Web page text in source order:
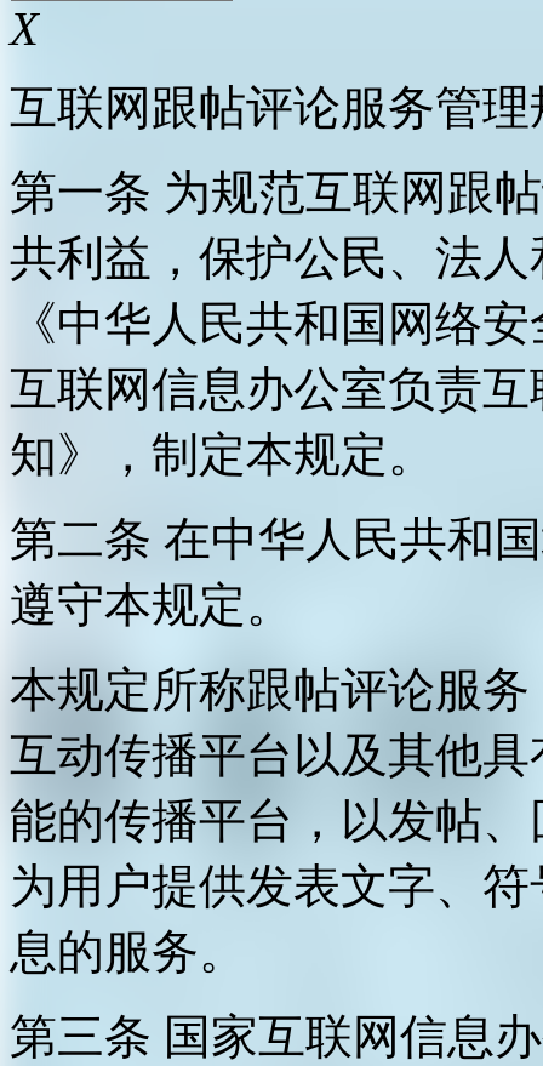
X
互联网跟帖评论服务管理
第一条 为规范互联网跟
共利益，保护公民、法
《中华人民共和国网络
互联网信息办公室负责
知》，制定本规定。
第二条 在中华人民共和
遵守本规定。
本规定所称跟帖评论服
互动传播平台以及其他
能的传播平台，以发帖
为用户提供发表文字、
息的服务。
第三条 国家互联网信息